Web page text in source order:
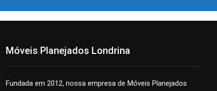
Móveis Planejados Londrina
Fundada em 2012, nossa empresa de Móveis Planejados